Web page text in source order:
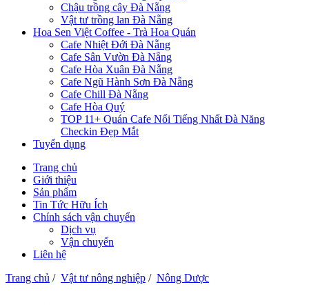
Chậu trồng cây Đà Nẵng
Vật tư trồng lan Đà Nẵng
Hoa Sen Việt Coffee - Trà Hoa Quán
Cafe Nhiệt Đới Đà Nẵng
Cafe Sân Vườn Đà Nẵng
Cafe Hòa Xuân Đà Nẵng
Cafe Ngũ Hành Sơn Đà Nẵng
Cafe Chill Đà Nẵng
Cafe Hòa Quý
TOP 11+ Quán Cafe Nổi Tiếng Nhất Đà Năng
Checkin Đẹp Mắt
Tuyển dụng
Trang chủ
Giới thiệu
Sản phẩm
Tin Tức Hữu Ích
Chính sách vận chuyển
Dịch vụ
Vận chuyển
Liên hệ
Trang chủ / Vật tư nông nghiệp / Nông Dược